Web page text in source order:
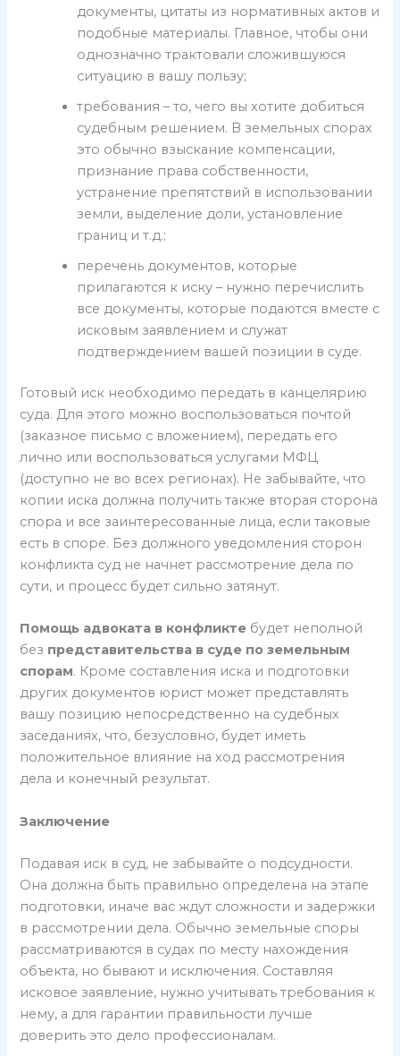
документы, цитаты из нормативных актов и
подобные материалы. Главное, чтобы они
однозначно трактовали сложившуюся
ситуацию в вашу пользу;
требования – то, чего вы хотите добиться
судебным решением. В земельных спорах
это обычно взыскание компенсации,
признание права собственности,
устранение препятствий в использовании
земли, выделение доли, установление
границ и т.д.;
перечень документов, которые
прилагаются к иску – нужно перечислить
все документы, которые подаются вместе с
исковым заявлением и служат
подтверждением вашей позиции в суде.
Готовый иск необходимо передать в канцелярию
суда. Для этого можно воспользоваться почтой
(заказное письмо с вложением), передать его
лично или воспользоваться услугами МФЦ
(доступно не во всех регионах). Не забывайте, что
копии иска должна получить также вторая сторона
спора и все заинтересованные лица, если таковые
есть в споре. Без должного уведомления сторон
конфликта суд не начнет рассмотрение дела по
сути, и процесс будет сильно затянут.
Помощь адвоката в конфликте будет неполной
без представительства в суде по земельным
спорам. Кроме составления иска и подготовки
других документов юрист может представлять
вашу позицию непосредственно на судебных
заседаниях, что, безусловно, будет иметь
положительное влияние на ход рассмотрения
дела и конечный результат.
Заключение
Подавая иск в суд, не забывайте о подсудности.
Она должна быть правильно определена на этапе
подготовки, иначе вас ждут сложности и задержки
в рассмотрении дела. Обычно земельные споры
рассматриваются в судах по месту нахождения
объекта, но бывают и исключения. Составляя
исковое заявление, нужно учитывать требования к
нему, а для гарантии правильности лучше
доверить это дело профессионалам.